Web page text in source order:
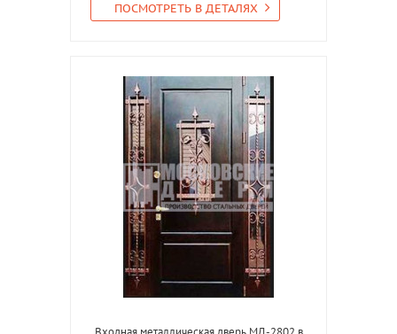
ПОСМОТРЕТЬ В ДЕТАЛЯХ